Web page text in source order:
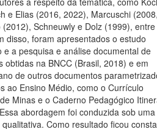
e Elias (2016, 2022), Marcuschi
(2012), Schneuwly e Dolz (1999), entre
disso, foram apresentados o estudo
e a pesquisa e análise documental de
obtidas na BNCC (Brasil, 2018) e em
de outros documentos
ao Ensino Médio, como o Currículo
Minas e o Caderno Pedagógico
abordagem foi conduzida sob uma
Como resultado ficou